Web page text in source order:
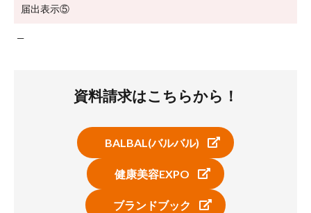
届出表示⑤
─
資料請求はこちらから！
BALBAL(バルバル)
健康美容EXPO
ブランドブック